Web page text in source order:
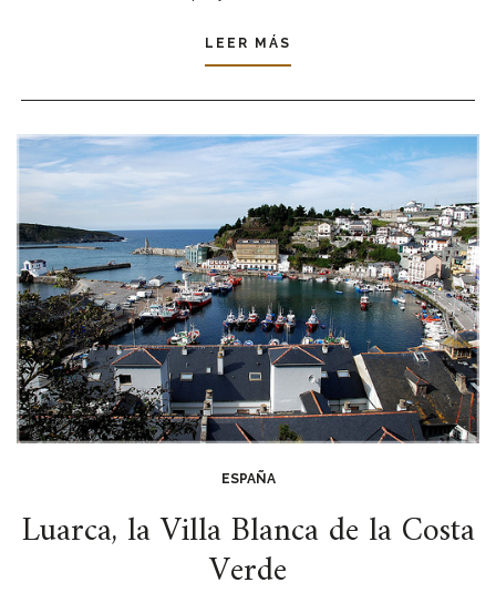
LEER MÁS
ESPAÑA
Luarca, la Villa Blanca de la Costa
Verde